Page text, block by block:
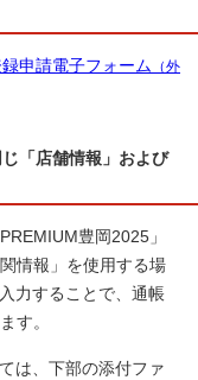
申請電子フォーム （外
「店舗情報」および
豊岡2025」
情報」を使用する場
力することで、通帳
す。
は、下部の添付ファ